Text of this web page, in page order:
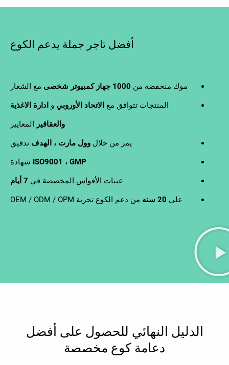
أفضل تاجر جملة يدعم الكوع
موك منخفضة من 1000 جهاز كمبيوتر شخصى مع الشعار
المنتجات تتوافق مع الاتحاد الأوروبي و ادارة الاغذية
والعقاقير المعايير
يمر من خلال وول مارت ، الهدف تدقيق
ISO9001 ، GMP شهادة
عينات الأقواس المخصصة في 7 أيام
على 20 سنه من دعم الكوع تجربة OEM / ODM / OPM
الدليل النهائي للحصول على أفضل
دعامة كوع مخصصة